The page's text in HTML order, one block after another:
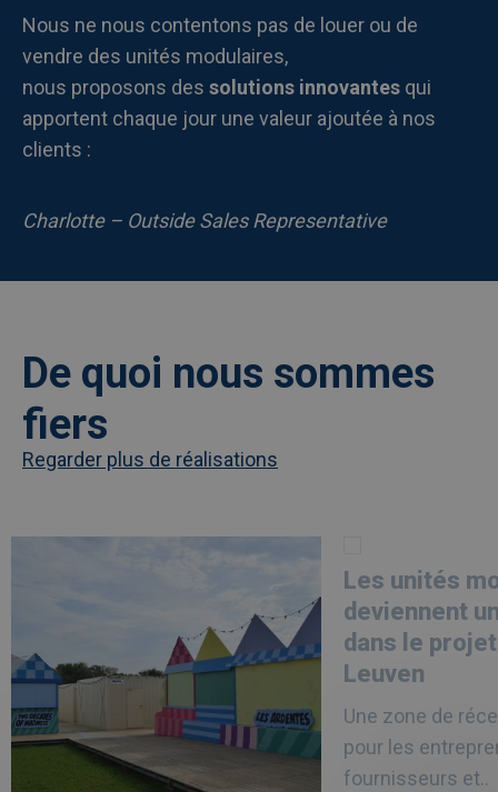
Nous ne nous contentons pas de louer ou de
vendre des unités modulaires,
nous proposons des solutions innovantes qui
apportent chaque jour une valeur ajoutée à nos
clients :
Charlotte – Outside Sales Representative
De quoi nous sommes
fiers
Regarder plus de réalisations
infrastructure
de
festival
modulaire.
Les unités
deviennent
dans le
Leuven
Une zone de
pour les
fournisseurs et..
unités
modulaires
deviennent
une
valeur
sûre
dans
le
projet
de
soins
UZ